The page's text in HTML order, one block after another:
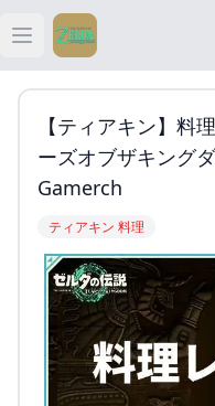
Open main menu
テ
【ティアキン】料
ーズオブザキング
Gamerch
ティアキン 料理